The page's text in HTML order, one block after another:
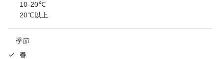
10-20℃
20℃以上
季節
春